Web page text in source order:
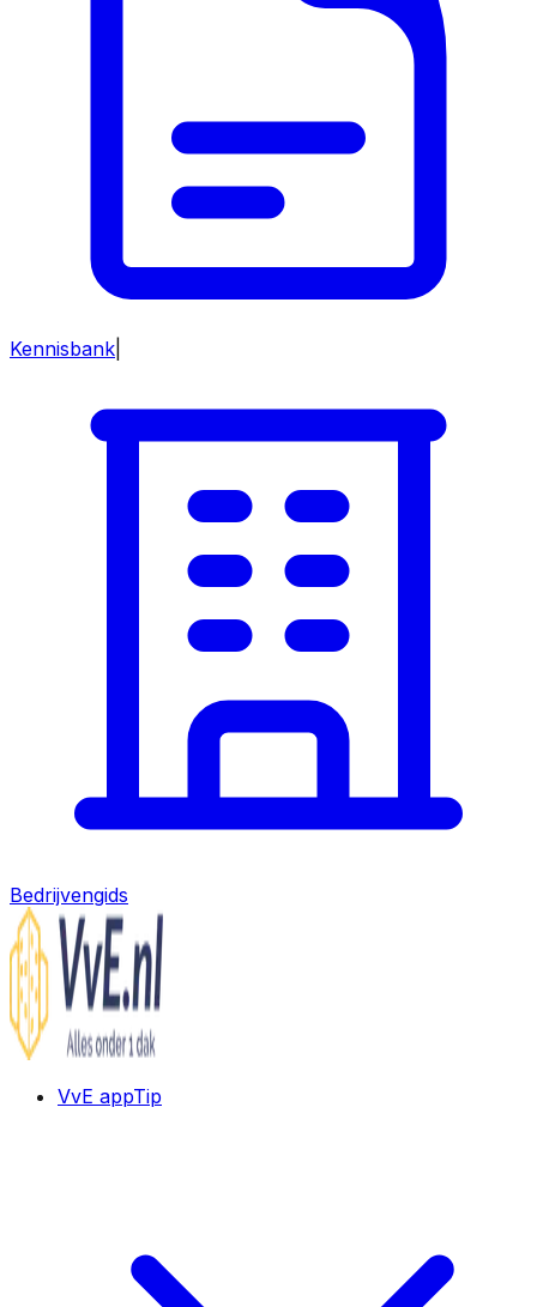
Kennisbank
Bedrijvengids
VvE appTip